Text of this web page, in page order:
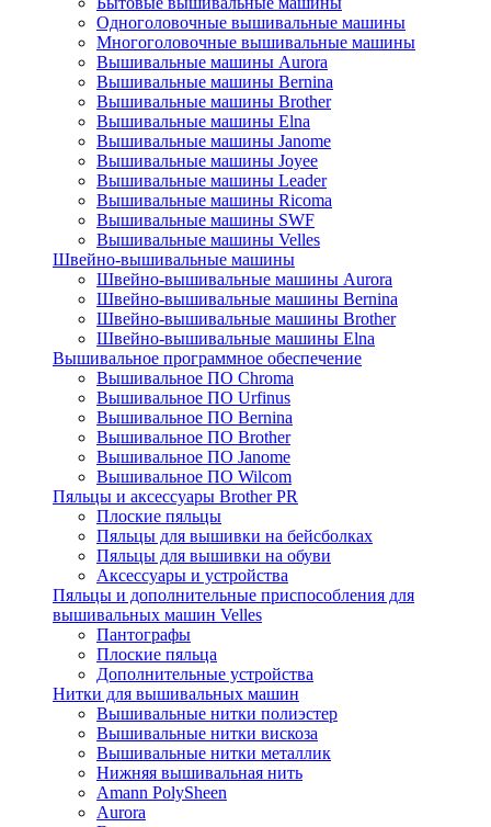
Одноголовочные вышивальные машины
Многоголовочные вышивальные машины
Вышивальные машины Aurora
Вышивальные машины Bernina
Вышивальные машины Brother
Вышивальные машины Elna
Вышивальные машины Janome
Вышивальные машины Joyee
Вышивальные машины Leader
Вышивальные машины Ricoma
Вышивальные машины SWF
Вышивальные машины Velles
Швейно-вышивальные машины
Швейно-вышивальные машины Aurora
Швейно-вышивальные машины Bernina
Швейно-вышивальные машины Brother
Швейно-вышивальные машины Elna
Вышивальное программное обеспечение
Вышивальное ПО Chroma
Вышивальное ПО Urfinus
Вышивальное ПО Bernina
Вышивальное ПО Brother
Вышивальное ПО Janome
Вышивальное ПО Wilcom
Пяльцы и аксессуары Brother PR
Плоские пяльцы
Пяльцы для вышивки на бейсболках
Пяльцы для вышивки на обуви
Аксессуары и устройства
Пяльцы и дополнительные приспособления для
вышивальных машин Velles
Пантографы
Плоские пяльца
Дополнительные устройства
Нитки для вышивальных машин
Вышивальные нитки полиэстер
Вышивальные нитки вискоза
Вышивальные нитки металлик
Нижняя вышивальная нить
Amann PolySheen
Aurora